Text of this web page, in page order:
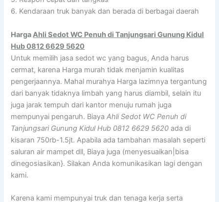
6. Kendaraan truk banyak dan berada di berbagai daerah
HargaAhli Sedot WC Penuh di Tanjungsari Gunung Kidul
Hub 0812 6629 5620
Untuk memilih jasa sedot wc yang bagus, Anda harus
cermat, karena Harga murah tidak menjamin kualitas
pengerjaannya. Mahal murahya Harga lazimnya tergantung
dari banyak tidaknya limbah yang harus diambil, selain itu
juga jarak tempuh dari kantor menuju rumah juga
mempunyai pengaruh. BiayaAhli Sedot WC Penuh di
Tanjungsari Gunung Kidul Hub 0812 6629 5620 ada di
kisaran 750rb-1.5jt. Apabila ada tambahan masalah seperti
saluran air mampet dll, Biaya juga (menyesuaikan|bisa
dinegosiasikan}. Silakan Anda komunikasikan lagi dengan
kami.
Karena kami mempunyai truk dan tenaga kerja serta